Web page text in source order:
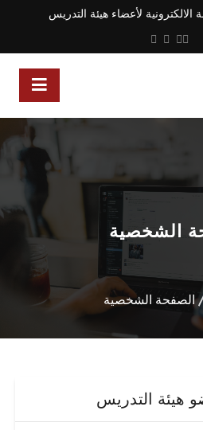
الالكترونية لأعضاء هيئة التدريس
الشخصية
الصفحة الشخصية
هيئة التدريس